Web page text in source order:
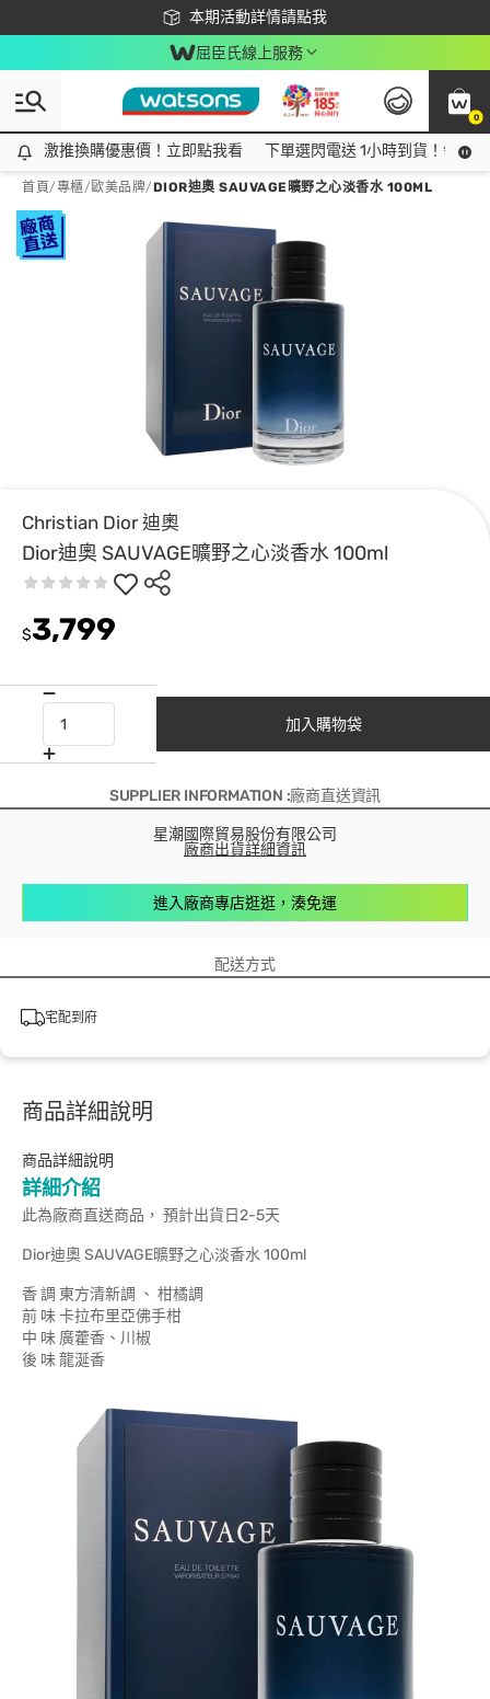
本期活動詳情請點我
下載app最高回饋$350
屈臣氏線上服務
0
激推換購優惠價！立即點我看
激推換購優惠價！立即點我看 下單選閃電送 1小時到貨！領神
首頁/專櫃/ 歐美品牌/DIOR迪奧 SAUVAGE曠野之心淡香水 100ML
Christian Dior 迪奧
Dior迪奧 SAUVAGE曠野之心淡香水 100ml
$3,799
加入購物袋
SUPPLIER INFORMATION :廠商直送資訊
星潮國際貿易股份有限公司
廠商出貨詳細資訊
進入廠商專店逛逛，湊免運
配送方式
宅配到府
商品詳細說明
商品詳細說明
詳細介紹
此為廠商直送商品， 預計出貨日2-5天
Dior迪奧 SAUVAGE曠野之心淡香水 100ml
香 調 東方清新調 、 柑橘調
前 味 卡拉布里亞佛手柑
中 味 廣藿香、川椒
後 味 龍涎香